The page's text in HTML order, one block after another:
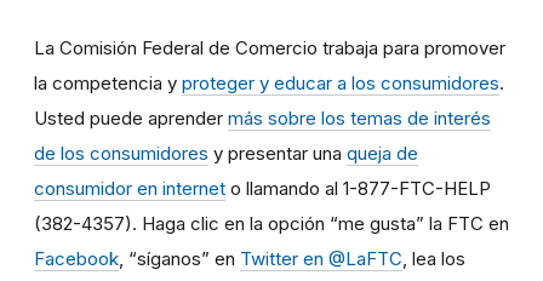
La Comisión Federal de Comercio trabaja para promover
la competencia y proteger y educar a los consumidores.
Usted puede aprender más sobre los temas de interés
de los consumidores y presentar una queja de
consumidor en internet o llamando al 1-877-FTC-HELP
(382-4357). Haga clic en la opción “me gusta” la FTC en
Facebook, “síganos” en Twitter en @LaFTC, lea los